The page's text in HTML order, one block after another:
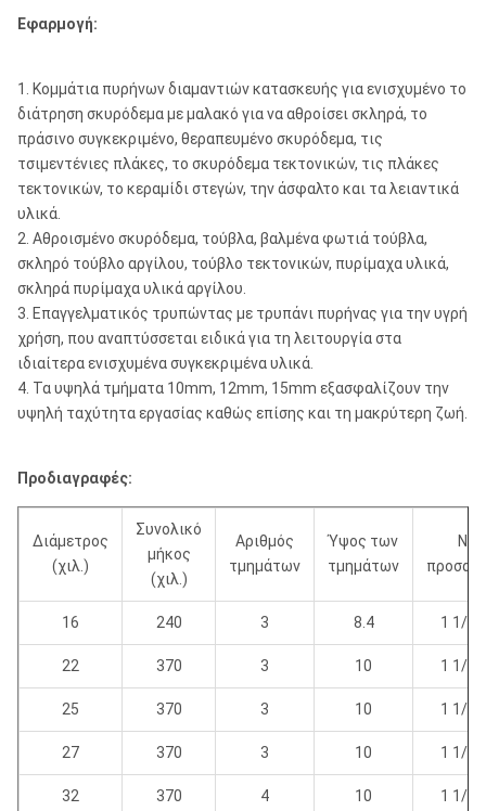
Εφαρμογή:
1. Κομμάτια πυρήνων διαμαντιών κατασκευής για ενισχυμένο το
διάτρηση σκυρόδεμα με μαλακό για να αθροίσει σκληρά, το
πράσινο συγκεκριμένο, θεραπευμένο σκυρόδεμα, τις
τσιμεντένιες πλάκες, το σκυρόδεμα τεκτονικών, τις πλάκες
τεκτονικών, το κεραμίδι στεγών, την άσφαλτο και τα λειαντικά
υλικά.
2. Αθροισμένο σκυρόδεμα, τούβλα, βαλμένα φωτιά τούβλα,
σκληρό τούβλο αργίλου, τούβλο τεκτονικών, πυρίμαχα υλικά,
σκληρά πυρίμαχα υλικά αργίλου.
3. Επαγγελματικός τρυπώντας με τρυπάνι πυρήνας για την υγρή
χρήση, που αναπτύσσεται ειδικά για τη λειτουργία στα
ιδιαίτερα ενισχυμένα συγκεκριμένα υλικά.
4. Τα υψηλά τμήματα 10mm, 12mm, 15mm εξασφαλίζουν την
υψηλή ταχύτητα εργασίας καθώς επίσης και τη μακρύτερη ζωή.
Προδιαγραφές:
Διάμετρος
(χιλ.)
Συνολικό
μήκος
(χιλ.)
Αριθμός
τμημάτων
Ύψος των
τμημάτων
16 240 3 8.4 1 1/4 "
22 370 3 10 1 1/4 "
25 370 3 10 1 1/4 "
27 370 3 10 1 1/4 "
32 370 4 10 1 1/4 "